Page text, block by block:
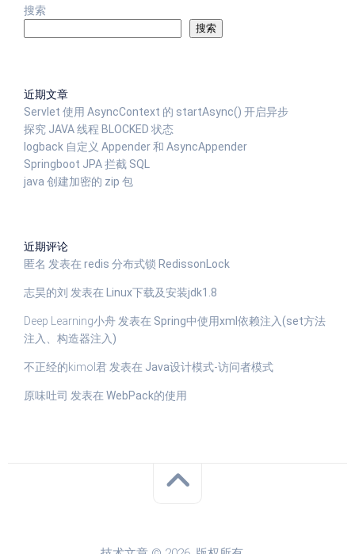
搜索
搜索
近期文章
Servlet 使用 AsyncContext 的 startAsync() 开启异步
探究 JAVA 线程 BLOCKED 状态
logback 自定义 Appender 和 AsyncAppender
Springboot JPA 拦截 SQL
java 创建加密的 zip 包
近期评论
匿名 发表在 redis 分布式锁 RedissonLock
志昊的刘 发表在 Linux下载及安装jdk1.8
Deep Learning小舟 发表在 Spring中使用xml依赖注入(set方法
注入、构造器注入)
不正经的kimol君 发表在 Java设计模式-访问者模式
原味吐司 发表在 WebPack的使用